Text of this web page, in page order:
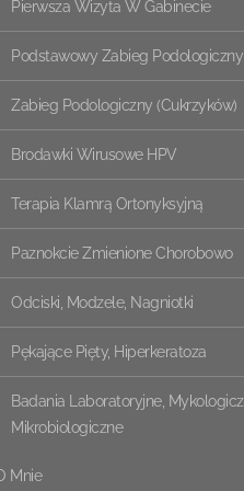
Pierwsza Wizyta W Gabinecie
Podstawowy Zabieg Podologiczny
Zabieg Podologiczny (cukrzyków)
Brodawki Wirusowe HPV
Terapia Klamrą Ortonyksyjną
Paznokcie Zmienione Chorobowo
Odciski, Modzele, Nagniotki
Pękające Pięty, Hiperkeratoza
Badania Laboratoryjne, Mykologiczne I
Mikrobiologiczne
O Mnie